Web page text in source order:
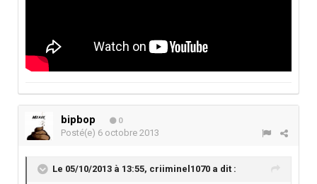
bipbop 0
Posté(e) 6 octobre 2013
Le 05/10/2013 à 13:55, criiminel1070 a dit :